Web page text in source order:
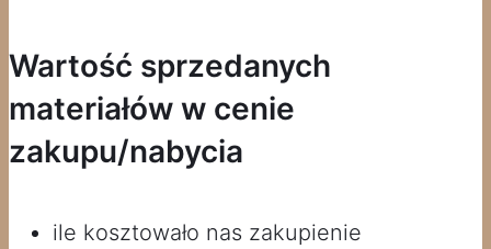
Wartość sprzedanych
materiałów w cenie
zakupu/nabycia
ile kosztowało nas zakupienie